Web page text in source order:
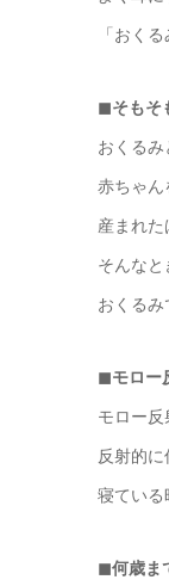
「おく
◼︎そもそ
おくるみ
赤ちゃん
産まれた
そんなと
おくるみ
◼︎モロー
モロー反
反射的に
寝ている
◼︎何歳ま